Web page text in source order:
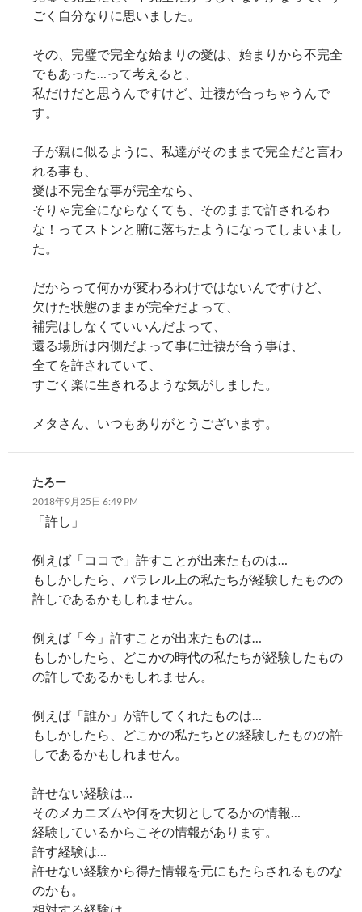
ごく自分なりに思いました。
その、完璧で完全な始まりの愛は、始まりから不完全
でもあった…って考えると、
私だけだと思うんですけど、辻褄が合っちゃうんで
す。
子が親に似るように、私達がそのままで完全だと言わ
れる事も、
愛は不完全な事が完全なら、
そりゃ完全にならなくても、そのままで許されるわ
な！ってストンと腑に落ちたようになってしまいまし
た。
だからって何かが変わるわけではないんですけど、
欠けた状態のままが完全だよって、
補完はしなくていいんだよって、
還る場所は内側だよって事に辻褄が合う事は、
全てを許されていて、
すごく楽に生きれるような気がしました。
メタさん、いつもありがとうございます。
たろー
2018年9月25日 6:49 PM
「許し」
例えば「ココで」許すことが出来たものは…
もしかしたら、パラレル上の私たちが経験したものの
許しであるかもしれません。
例えば「今」許すことが出来たものは…
もしかしたら、どこかの時代の私たちが経験したもの
の許しであるかもしれません。
例えば「誰か」が許してくれたものは…
もしかしたら、どこかの私たちとの経験したものの許
しであるかもしれません。
許せない経験は…
そのメカニズムや何を大切としてるかの情報…
経験しているからこその情報があります。
許す経験は…
許せない経験から得た情報を元にもたらされるものな
のかも。